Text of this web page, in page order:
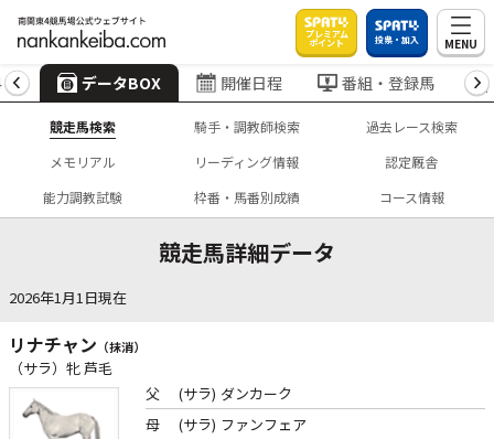
プレミアム
ポイント 投票・加入 MENU
データBOX 開催日程 番組・登録馬
競走馬検索 騎手・調教師検索
過去レース検索
メモリアル
リーディング情報
認定厩舎
能力調教試験
枠番・馬番別成績 コース情報
競走馬詳細データ
2026年1月1日現在
リナチャン （抹消）
（サラ）牝 芦毛
父 (サラ) ダンカーク
母
(サラ) ファンフェア